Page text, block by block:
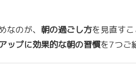
なのが、 朝の過ごし方を見直す
ップに効果的な朝の習慣を7つご